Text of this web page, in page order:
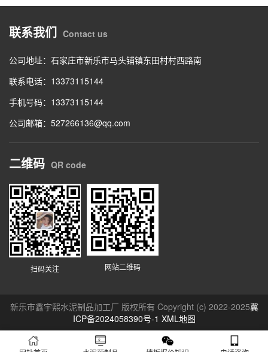
联系我们 Contact us
公司地址：石家庄市新乐市马头铺镇东田村村西路南
联系电话：13373115144
手机号码：13373115144
公司邮箱：527266136@qq.com
二维码 QR code
扫码关注 网站二维码
新乐市鑫宇熙水泥制品加工厂 版权所有 Copyright (c) 2022-2025冀
ICP备2024058390号-1 XML地图